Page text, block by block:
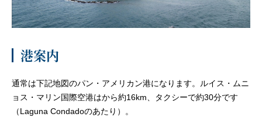
船内へようこそ
客船のご案内
寄港地ガイド
港案内
通常は下記地図のパン・アメリカン港になります。ルイス・ムニ
ョス・マリン国際空港はから約16km、タクシーで約30分です
（Laguna Condadoのあたり）。